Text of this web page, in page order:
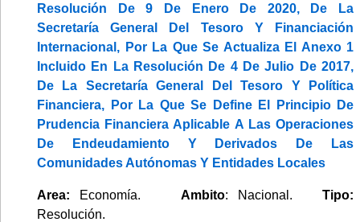
Resolución De 9 De Enero De 2020, De La
Secretaría General Del Tesoro Y Financiación
Internacional, Por La Que Se Actualiza El Anexo 1
Incluido En La Resolución De 4 De Julio De 2017,
De La Secretaría General Del Tesoro Y Política
Financiera, Por La Que Se Define El Principio De
Prudencia Financiera Aplicable A Las Operaciones
De Endeudamiento Y Derivados De Las
Comunidades Autónomas Y Entidades Locales
Area: Economía. Ambito: Nacional.Tipo:
Resolución.